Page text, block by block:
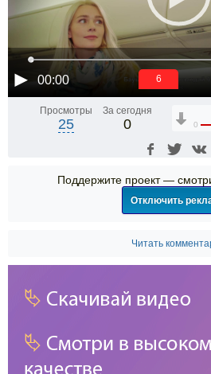
00:00 6
Просмотры
25
За сегодня
0 0
Поддержите проект —
Отключить
Читать